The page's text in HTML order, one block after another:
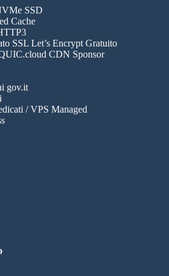
SSD
Cache
SSL Let’s Encrypt Gratuito
CDN Sponsor
gov.it
/ VPS Managed